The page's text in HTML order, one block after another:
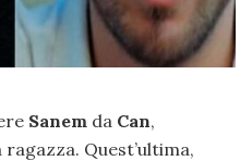
Sanem da Can,
Quest’ultima,